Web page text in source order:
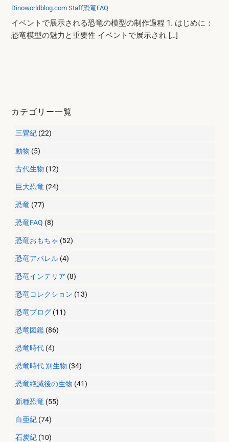
Dinoworldblog.com Staff恐竜FAQ
イベントで展示される恐竜の模型の制作過程 1. はじめに：
恐竜模型の魅力と重要性 イベントで展示され […]
カテゴリー一覧
三畳紀 (22)
動物 (5)
古代生物 (12)
巨大恐竜 (24)
恐竜 (77)
恐竜FAQ (8)
恐竜おもちゃ (52)
恐竜アパレル (4)
恐竜インテリア (8)
恐竜コレクション (13)
恐竜ブログ (11)
恐竜図鑑 (86)
恐竜時代 (4)
恐竜時代 別生物 (34)
恐竜絶滅後の生物 (41)
新種恐竜 (55)
白亜紀 (74)
石炭紀 (10)